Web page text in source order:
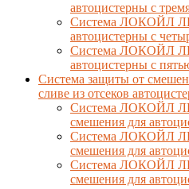
автоцистерны с
Система ЛОКОЙЛ
автоцистерны с
Система ЛОКОЙЛ
автоцистерны с
Система защиты от
сливе из отсеков
Система ЛОКОЙЛ
смешения для
Система ЛОКОЙЛ
смешения для
Система ЛОКОЙЛ
смешения для